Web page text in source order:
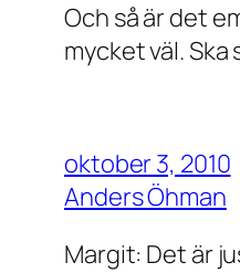
Och så är det
mycket väl. Ska
oktober 3, 2010
Anders Öhman
Margit: Det är